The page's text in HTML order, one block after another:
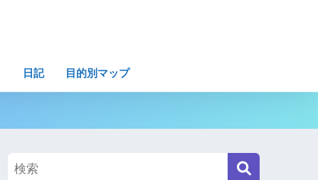
日記 目的別マップ